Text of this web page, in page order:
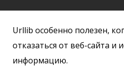
Urllib особенно полезен,
отказаться от веб-сайта и
информацию.